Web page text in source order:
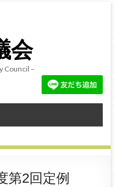
会
Council –
第2回定例